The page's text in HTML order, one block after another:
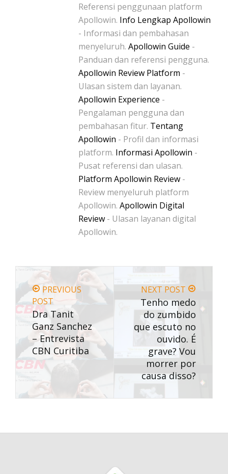
Referensi penggunaan platform
Apollowin. Info Lengkap Apollowin
- Informasi dan pembahasan
menyeluruh. Apollowin Guide -
Panduan dan referensi pengguna.
Apollowin Review Platform -
Ulasan sistem dan layanan.
Apollowin Experience -
Pengalaman pengguna dan
pembahasan fitur. Tentang
Apollowin - Profil dan informasi
platform. Informasi Apollowin -
Pusat referensi dan ulasan.
Platform Apollowin Review -
Review menyeluruh platform
Apollowin. Apollowin Digital
Review - Ulasan layanan digital
Apollowin.
PREVIOUS
POST
Dra Tanit
Ganz Sanchez
– Entrevista
CBN Curitiba
NEXT POST
Tenho medo
do zumbido
que escuto no
ouvido. É
grave? Vou
morrer por
causa disso?